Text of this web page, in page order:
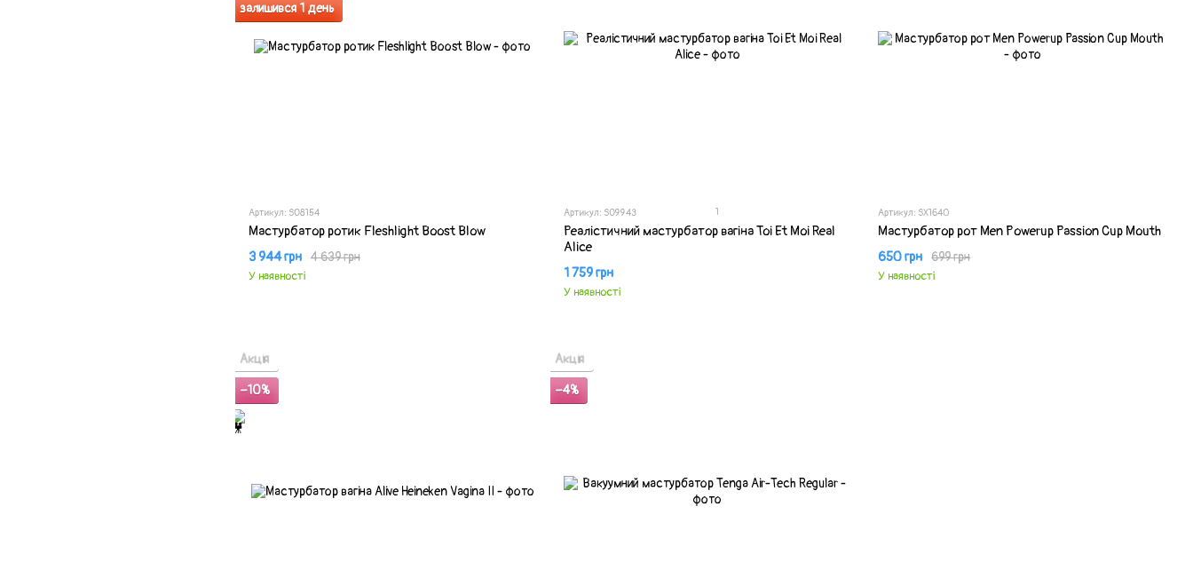
залишився 1 день
Артикул: SO8154
Мастурбатор ротик Fleshlight Boost Blow
4 639 грн
3 944 грн
У наявності
Артикул: SO9943 1
Реалістичний мастурбатор вагіна Toi Et Moi Real
Alice
1 759 грн
У наявності
Артикул: SX1640
Мастурбатор рот Men Powerup Passion Cup Mouth
699 грн
650 грн
У наявності
Акція
−10%
Акція
−4%